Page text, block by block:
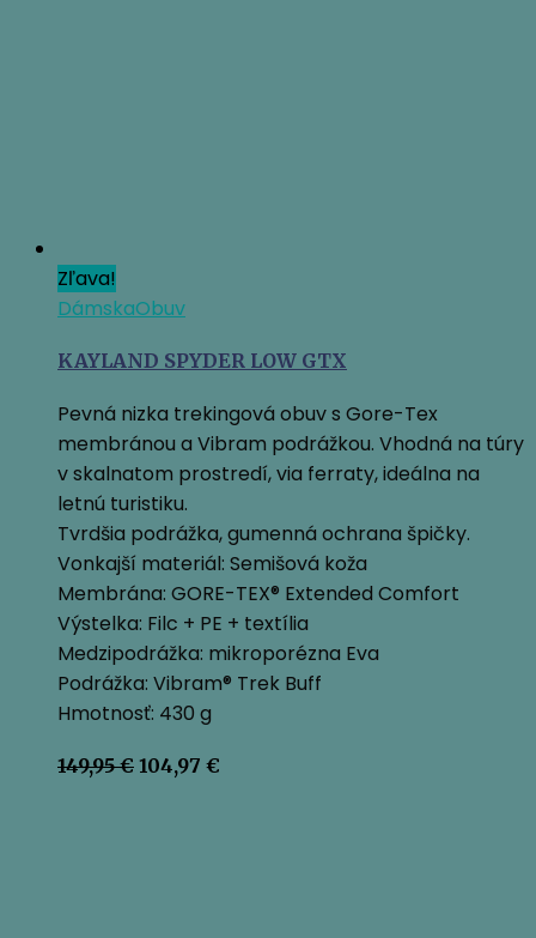
Zľava!
DámskaObuv
KAYLAND SPYDER LOW GTX
Pevná nizka trekingová obuv s Gore-Tex
membránou a Vibram podrážkou. Vhodná na túry
v skalnatom prostredí, via ferraty, ideálna na
letnú turistiku.
Tvrdšia podrážka, gumenná ochrana špičky.
Vonkajší materiál: Semišová koža
Membrána: GORE-TEX® Extended Comfort
Výstelka: Filc + PE + textília
Medzipodrážka: mikroporézna Eva
Podrážka: Vibram® Trek Buff
Hmotnosť: 430 g
149,95€ Pôvodná
104,97 €